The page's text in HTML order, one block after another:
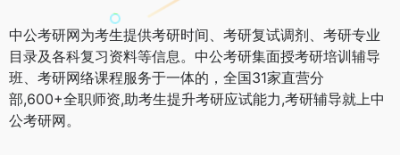
中公考研网为考生提供考研时间、考研复试调剂、考研专业
目录及各科复习资料等信息。中公考研集面授考研培训辅导
班、考研网络课程服务于一体的，全国31家直营分
部,600+全职师资,助考生提升考研应试能力,考研辅导就上中
公考研网。